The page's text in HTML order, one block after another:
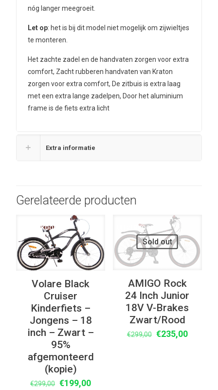
nóg langer meegroeit.
Let op: het is bij dit model niet mogelijk om zijwieltjes
te monteren.
Het zachte zadel en de handvaten zorgen voor extra
comfort, Zacht rubberen handvaten van Kraton
zorgen voor extra comfort, De zitbuis is extra laag
met een extra lange zadelpen, Door het aluminium
frame is de fiets extra licht
Extra informatie
Gerelateerde producten
UITVERKOOP
Volare Black
Cruiser
Kinderfiets –
Jongens – 18
inch – Zwart –
95%
afgemonteerd
(kopie)
€299,00 Oorspronkelijke
€199,00Huidige
UITVERKOOP
Sold out
AMIGO Rock
24 Inch Junior
18V V-Brakes
Zwart/Rood
€299,00 Oorspronkelijke
€235,00Huidige